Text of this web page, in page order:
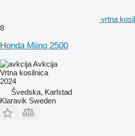
vrtna
8
Honda Miino 2500
Avkcija
Vrtna kosilnica
2024
Švedska, Karlstad
Klaravik Sweden